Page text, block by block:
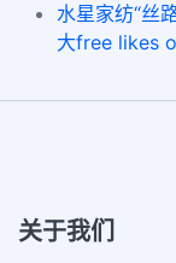
水星家纺“丝
大free likes
关于我们